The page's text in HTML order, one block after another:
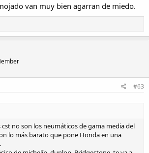
van muy bien agarran de miedo.
#63
cst no son los neumáticos de gama media del
lo más barato que pone Honda en una